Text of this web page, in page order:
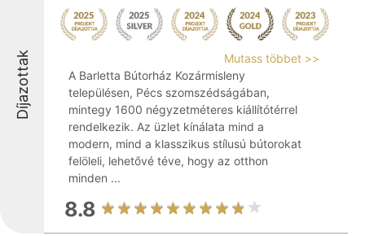
Díjazottak
Mutass többet >>
A Barletta Bútorház Kozármisleny
településen, Pécs szomszédságában,
mintegy 1600 négyzetméteres kiállítótérrel
rendelkezik. Az üzlet kínálata mind a
modern, mind a klasszikus stílusú bútorokat
felöleli, lehetővé téve, hogy az otthon
minden ...
8.8